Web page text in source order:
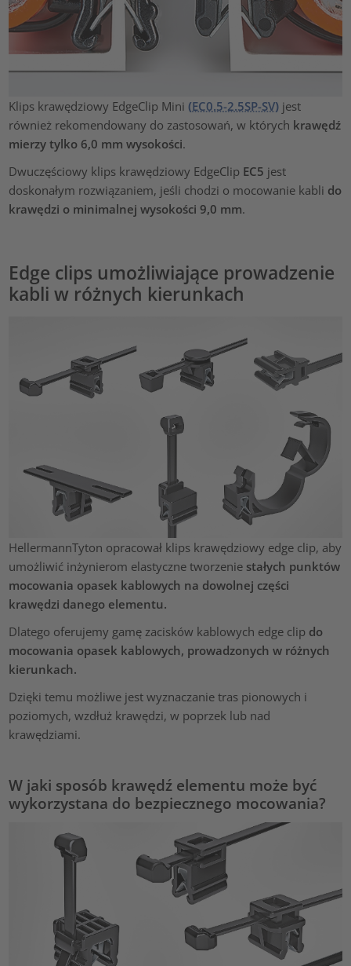
Klips krawędziowy EdgeClip Mini(EC0.5-2.5SP-SV) jest
również rekomendowany do zastosowań, w których krawędź
mierzy tylko 6,0 mm wysokości.
Dwuczęściowy klips krawędziowy EdgeClip EC5 jest
doskonałym rozwiązaniem, jeśli chodzi o mocowanie kabli do
krawędzi o minimalnej wysokości 9,0 mm.
Edge clips umożliwiające prowadzenie
kabli w różnych kierunkach
HellermannTyton opracował klips krawędziowy edge clip, aby
umożliwić inżynierom elastyczne tworzenie stałych punktów
mocowania opasek kablowych na dowolnej części
krawędzi danego elementu.
Dlatego oferujemy gamę zacisków kablowych edge clip do
mocowania opasek kablowych, prowadzonych w różnych
kierunkach.
Dzięki temu możliwe jest wyznaczanie tras pionowych i
poziomych, wzdłuż krawędzi, w poprzek lub nad
krawędziami.
W jaki sposób krawędź elementu może być
wykorzystana do bezpiecznego mocowania?